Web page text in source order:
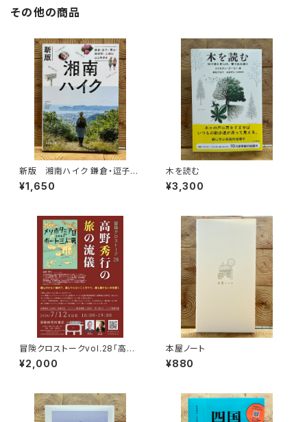
その他の商品
新版 湘南ハイク 鎌倉・逗子・
葉山・横須賀・三浦の山と海歩き
¥1,650
木を読む
¥3,300
冒険クロストークvol.28「高野
秀行の旅の流儀」録画視聴権
¥2,000
本屋ノート
¥880